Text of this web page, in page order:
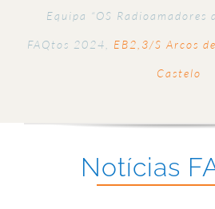
Equipa “OS Radioamadores
FAQtos 2024 EB2,3/S Arcos
Castelo
Notícias